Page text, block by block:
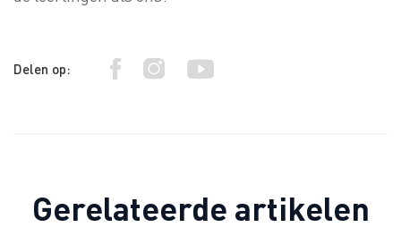
Delen op:
Gerelateerde artikelen